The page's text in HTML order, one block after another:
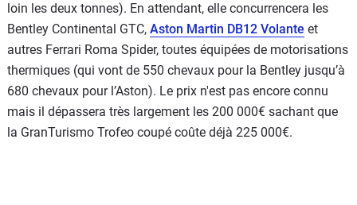
loin les deux tonnes). En attendant, elle concurrencera les
Bentley Continental GTC, Aston Martin DB12 Volante et
autres Ferrari Roma Spider, toutes équipées de motorisations
thermiques (qui vont de 550 chevaux pour la Bentley jusqu’à
680 chevaux pour l’Aston). Le prix n'est pas encore connu
mais il dépassera très largement les 200 000€ sachant que
la GranTurismo Trofeo coupé coûte déjà 225 000€.